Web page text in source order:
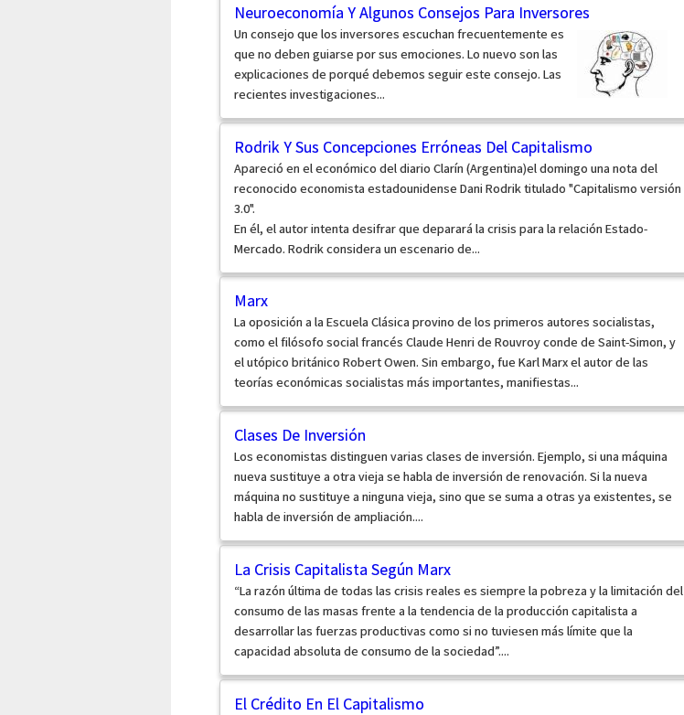
Neuroeconomía Y Algunos Consejos Para Inversores
Un consejo que los inversores escuchan frecuentemente es
que no deben guiarse por sus emociones. Lo nuevo son las
explicaciones de porqué debemos seguir este consejo. Las
recientes investigaciones...
Rodrik Y Sus Concepciones Erróneas Del Capitalismo
Apareció en el económico del diario Clarín (Argentina)el domingo una nota del
reconocido economista estadounidense Dani Rodrik titulado "Capitalismo versión
3.0".
En él, el autor intenta desifrar que deparará la crisis para la relación Estado-
Mercado. Rodrik considera un escenario de...
Marx
La oposición a la Escuela Clásica provino de los primeros autores socialistas,
como el filósofo social francés Claude Henri de Rouvroy conde de Saint-Simon, y
el utópico británico Robert Owen. Sin embargo, fue Karl Marx el autor de las
teorías económicas socialistas más importantes, manifiestas...
Clases De Inversión
Los economistas distinguen varias clases de inversión. Ejemplo, si una máquina
nueva sustituye a otra vieja se habla de inversión de renovación. Si la nueva
máquina no sustituye a ninguna vieja, sino que se suma a otras ya existentes, se
habla de inversión de ampliación....
La Crisis Capitalista Según Marx
“La razón última de todas las crisis reales es siempre la pobreza y la limitación del
consumo de las masas frente a la tendencia de la producción capitalista a
desarrollar las fuerzas productivas como si no tuviesen más límite que la
capacidad absoluta de consumo de la sociedad”....
El Crédito En El Capitalismo